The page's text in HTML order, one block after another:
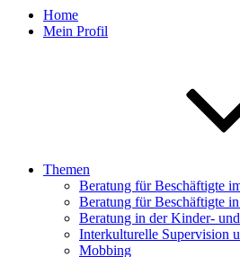
Home
Mein Profil
Themen
Beratung für Beschäftigte
Beratung für Beschäftigte
Beratung in der Kinder-
Interkulturelle Supervision
Mobbing